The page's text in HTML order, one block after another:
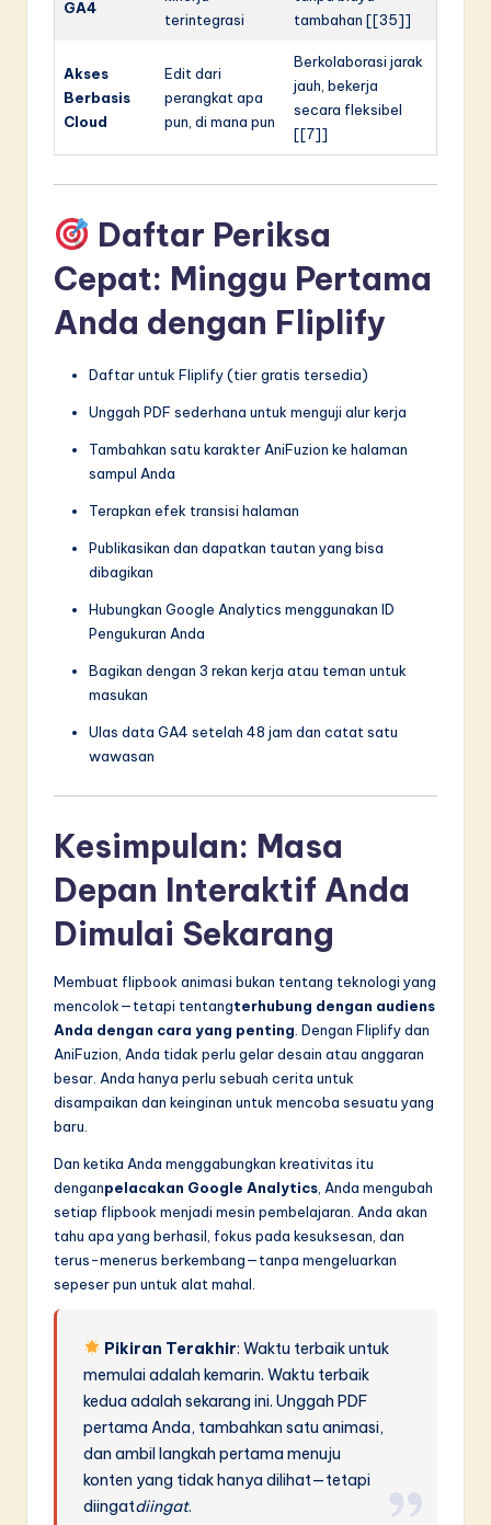
GA4
terintegrasi
tambahan [[35]]
Akses
Berbasis
Cloud
Edit dari
perangkat apa
pun, di mana pun
Berkolaborasi jarak
jauh, bekerja
secara fleksibel
[[7]]
Daftar Periksa
Cepat: Minggu Pertama
Anda dengan Fliplify
Daftar untuk Fliplify (tier gratis tersedia)
Unggah PDF sederhana untuk menguji alur kerja
Tambahkan satu karakter AniFuzion ke halaman
sampul Anda
Terapkan efek transisi halaman
Publikasikan dan dapatkan tautan yang bisa
dibagikan
Hubungkan Google Analytics menggunakan ID
Pengukuran Anda
Bagikan dengan 3 rekan kerja atau teman untuk
masukan
Ulas data GA4 setelah 48 jam dan catat satu
wawasan
Kesimpulan: Masa
Depan Interaktif Anda
Dimulai Sekarang
Membuat flipbook animasi bukan tentang teknologi yang
mencolok—tetapi tentangterhubung dengan audiens
Anda dengan cara yang penting . Dengan Fliplify dan
AniFuzion, Anda tidak perlu gelar desain atau anggaran
besar. Anda hanya perlu sebuah cerita untuk
disampaikan dan keinginan untuk mencoba sesuatu yang
baru.
Dan ketika Anda menggabungkan kreativitas itu
denganpelacakan Google Analytics , Anda mengubah
setiap flipbook menjadi mesin pembelajaran. Anda akan
tahu apa yang berhasil, fokus pada kesuksesan, dan
terus-menerus berkembang—tanpa mengeluarkan
sepeser pun untuk alat mahal.
Pikiran Terakhir: Waktu terbaik untuk
memulai adalah kemarin. Waktu terbaik
kedua adalah sekarang ini. Unggah PDF
pertama Anda, tambahkan satu animasi,
dan ambil langkah pertama menuju
konten yang tidak hanya dilihat—tetapi
diingatdiingat.